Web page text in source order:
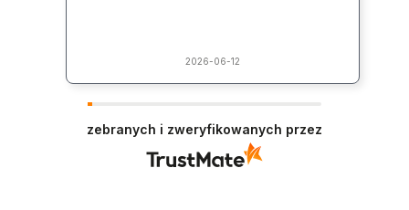
2026-06-12
zebranych i zweryfikowanych przez